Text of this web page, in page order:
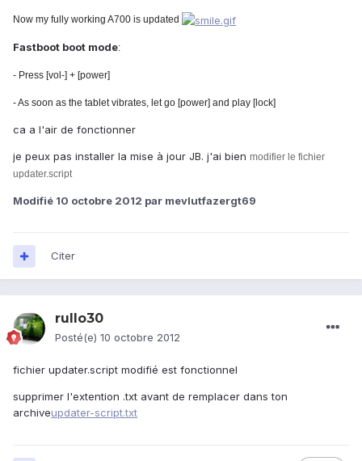
Now my fully working A700 is updated
Fastboot boot mode:
- Press [vol-] + [power]
- As soon as the tablet vibrates, let go [power] and play [lock]
ca a l'air de fonctionner
je peux pas installer la mise à jour JB. j'ai bien modifier le fichier
updater.script
Modifié 10 octobre 2012 par mevlutfazergt69
Citer
rullo30
Posté(e) 10 octobre 2012
fichier updater.script modifié est fonctionnel
supprimer l'extention .txt avant de remplacer dans ton
archiveupdater-script.txt